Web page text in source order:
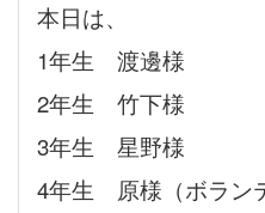
本日は、
1年生 渡邊様
2年生 竹下様
3年生 星野様
4年生 原様（ボラン